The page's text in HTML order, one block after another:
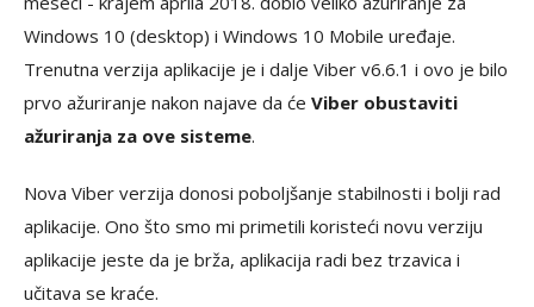
Windows 10 (desktop) i Windows 10 Mobile uređaje.
Trenutna verzija aplikacije je i dalje Viber v6.6.1 i ovo je bilo
prvo ažuriranje nakon najave da će Viber obustaviti
ažuriranja za ove sisteme.
Nova Viber verzija donosi poboljšanje stabilnosti i bolji rad
aplikacije. Ono što smo mi primetili koristeći novu verziju
aplikacije jeste da je brža, aplikacija radi bez trzavica i
učitava se kraće.